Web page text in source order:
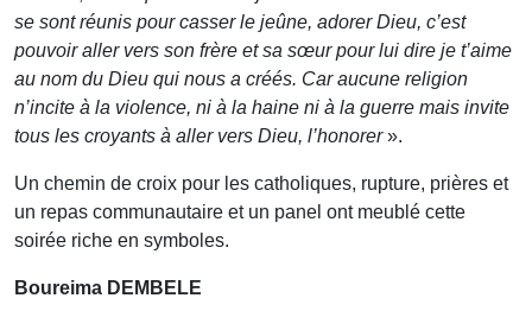
se sont réunis pour casser le jeûne, adorer Dieu, c’est
pouvoir aller vers son frère et sa sœur pour lui dire je t’aime
au nom du Dieu qui nous a créés. Car aucune religion
n’incite à la violence, ni à la haine ni à la guerre mais invite
tous les croyants à aller vers Dieu, l’honorer».
Un chemin de croix pour les catholiques, rupture, prières et
un repas communautaire et un panel ont meublé cette
soirée riche en symboles.
Boureima DEMBELE